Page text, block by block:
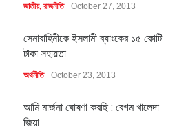
জাতীয়, রাজনীতি October 27, 2013
সেনাবাহিনীকে ইসলামী ব্যাংকের ১৫ কোটি
টাকা সহায়তা
অর্থনীতি October 23, 2013
আমি মার্জনা ঘোষণা করছি : বেগম খালেদা
জিয়া